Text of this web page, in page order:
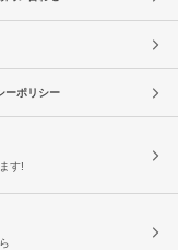
ーポリシー
す!